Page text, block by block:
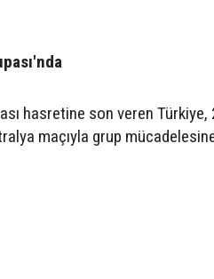
hasretine son veren
maçıyla grup